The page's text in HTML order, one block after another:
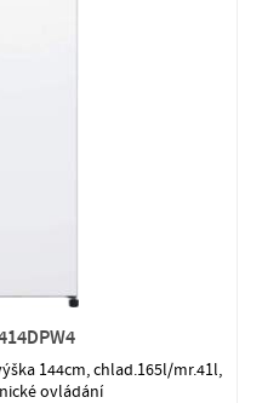
144cm, chlad.165l/mr.41l,
ovládání